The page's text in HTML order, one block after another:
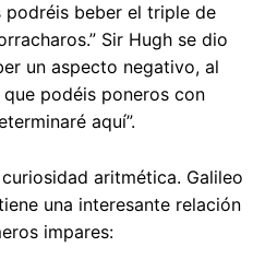
podréis beber el triple de
Sir Hugh se dio
un aspecto negativo, al
podéis poneros con
aquí”.
aritmética. Galileo
una interesante relación
impares: